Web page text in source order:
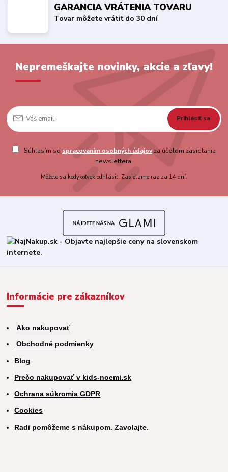
GARANCIA VRÁTENIA TOVARU
Tovar môžete vrátiť do 30 dní
Nepremeškajte novinky, akcie a zľavy!
Prihlásiť sa
Súhlasím so spracovaním osobných údajovza účelom zasielania
newslettera.
Môžete sa kedykoľvek odhlásiť. Zasielame raz za 14 dní.
Informácie pre zákazníkov
Ako nakupovať
Obchodné podmienky
Blog
Prečo nakupovať v kids-noemi.sk
Ochrana súkromia GDPR
Cookies
Radi pomôžeme s nákupom. Zavolajte.